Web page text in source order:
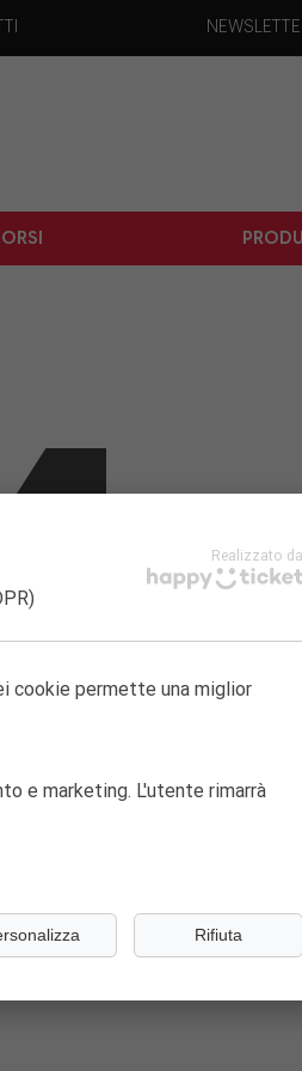
Realizzato da
cookie permette una miglior
e marketing. L'utente rimarrà
Rifiuta